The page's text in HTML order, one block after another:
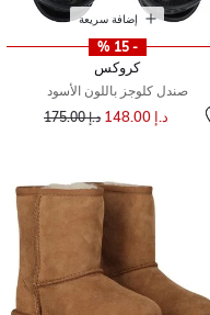
إضافة سريعة
- 15 %
كروكس
صندل كلوجز باللون الأسود
د.إ 148.00 سعر مخفض من
د.إ 175.00 إلى